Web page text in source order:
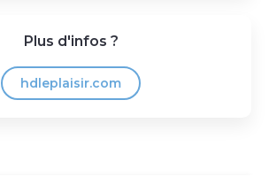
Plus d'infos ?
hdleplaisir.com